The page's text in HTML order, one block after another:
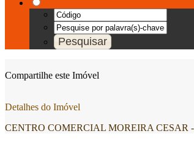
Compartilhe este Imóvel
Detalhes do Imóvel
CENTRO COMERCIAL MOREIRA CESAR